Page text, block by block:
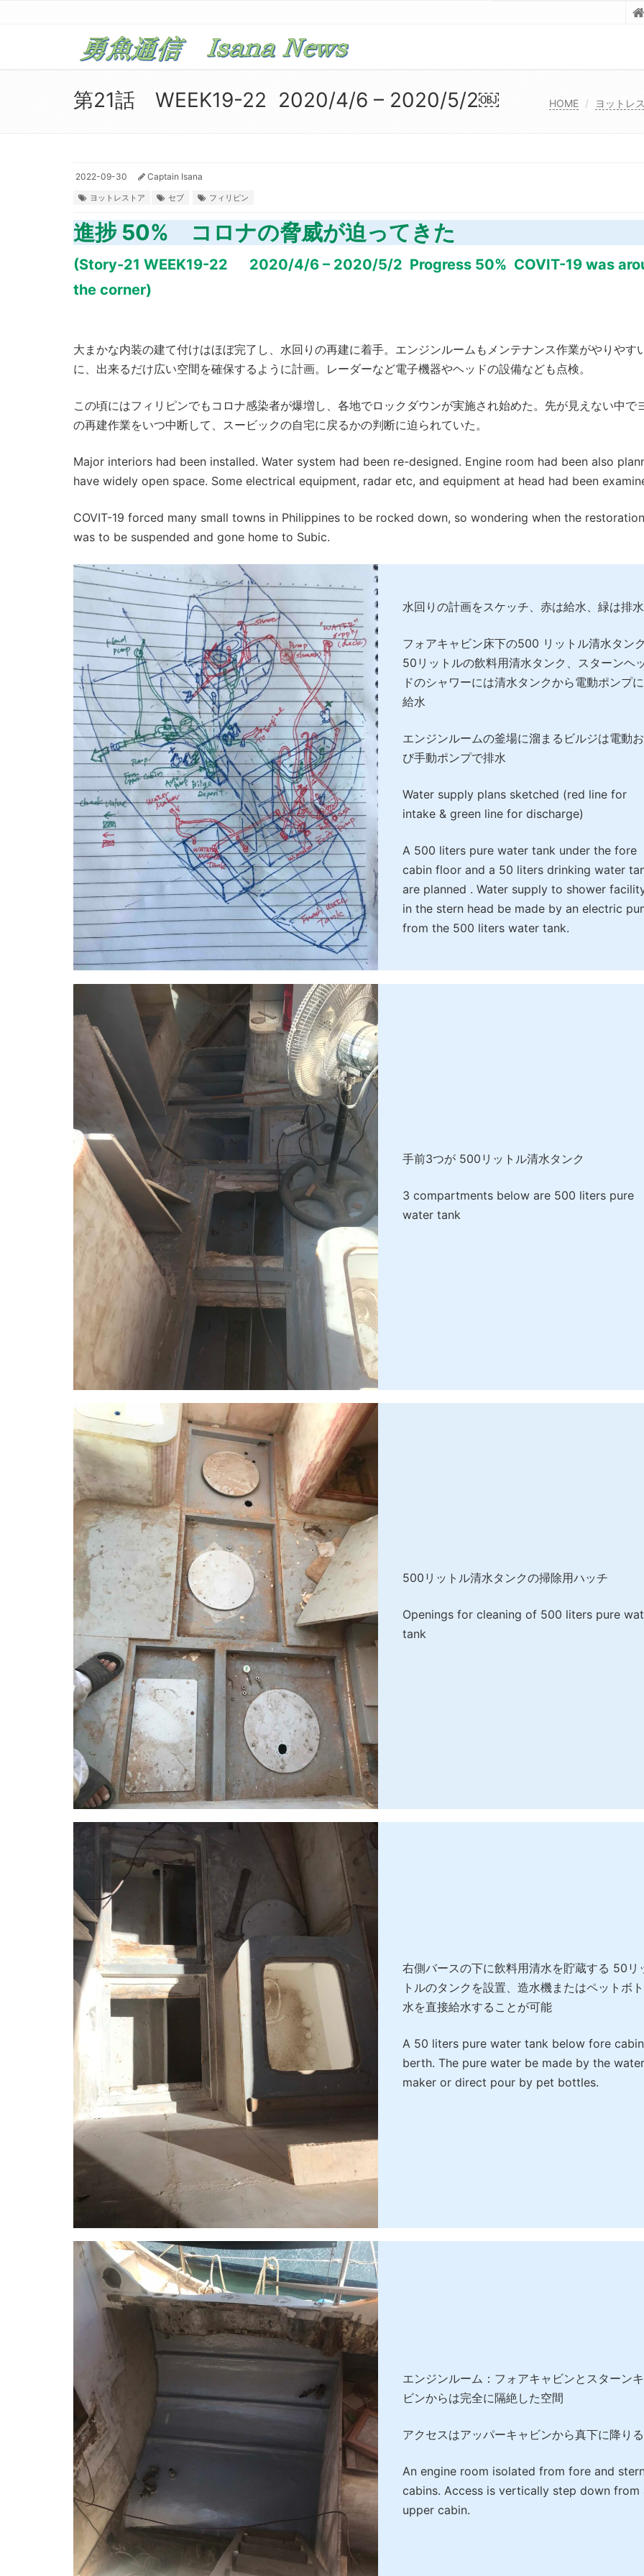
第21話 WEEK19-22 2020/4/6 – 2020/5/2￼ HOME ヨットレ
2022-09-30 Captain Isana
ヨットレストア セブ フィリピン
進捗 50% コロナの脅威が迫ってきた
(Story-21 WEEK19-22 2020/4/6 – 2020/5/2 Progress 50% COVIT-19 was
the corner)
大まかな内装の建て付けはほぼ完了し、水回りの再建に着手。エンジンルームもメンテナンス作業がやりやす
に、出来るだけ広い空間を確保するように計画。レーダーなど電子機器やヘッドの設備なども点検。
この頃にはフィリピンでもコロナ感染者が爆増し、各地でロックダウンが実施され始めた。先が見えない中で
の再建作業をいつ中断して、スービックの自宅に戻るかの判断に迫られていた。
Major interiors had been installed. Water system had been re-designed. Engine room had been also
have widely open space. Some electrical equipment, radar etc, and equipment at head had been
COVIT-19 forced many small towns in Philippines to be rocked down, so wondering when the
was to be suspended and gone home to Subic.
水回りの計画をスケッチ、赤は給水、緑は排水
フォアキャビン床下の500 リットル清水タン
50リットルの飲料用清水タンク、スターンヘ
ドのシャワーには清水タンクから電動ポンプ
給水
エンジンルームの釜場に溜まるビルジは電動
び手動ポンプで排水
Water supply plans sketched (red line for
intake & green line for discharge)
A 500 liters pure water tank under the fore
cabin floor and a 50 liters drinking water
are planned . Water supply to shower
in the stern head be made by an electric
from the 500 liters water tank.
手前3つが 500リットル清水タンク
3 compartments below are 500 liters pure
water tank
500リットル清水タンクの掃除用ハッチ
Openings for cleaning of 500 liters pure
tank
右側バースの下に飲料用清水を貯蔵する 50リ
トルのタンクを設置、造水機またはペットボ
水を直接給水することが可能
A 50 liters pure water tank below fore cabin
berth. The pure water be made by the water
maker or direct pour by pet bottles.
エンジンルーム：フォアキャビンとスターン
ビンからは完全に隔絶した空間
アクセスはアッパーキャビンから真下に降りる
An engine room isolated from fore and
cabins. Access is vertically step down from
upper cabin.